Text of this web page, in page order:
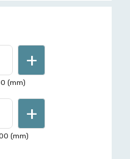
affichées,
+
(mm)
+
(mm)